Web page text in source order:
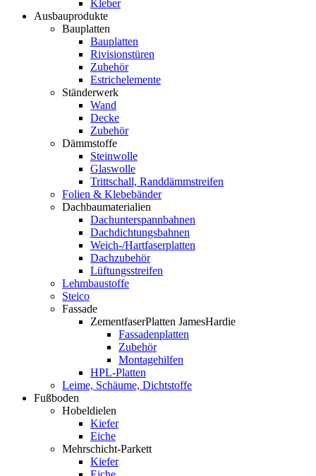
Kleber
Ausbauprodukte
Bauplatten
Bauplatten
Rivisionstüren
Zubehör
Estrichelemente
Ständerwerk
Wand
Decke
Zubehör
Dämmstoffe
Steinwolle
Glaswolle
Trittschall, Randdämmstreifen
Folien & Klebebänder
Dachbaumaterialien
Dachunterspannbahnen
Dachdichtungsbahnen
Weich-/Hartfaserplatten
Dachzubehör
Lüftungsstreifen
Lehmbaustoffe
Steico
Fassade
ZementfaserPlatten JamesHardie
Fassadenplatten
Zubehör
Montagehilfen
HPL-Platten
Leime, Schäume, Dichtstoffe
Fußboden
Hobeldielen
Kiefer
Eiche
Mehrschicht-Parkett
Kiefer